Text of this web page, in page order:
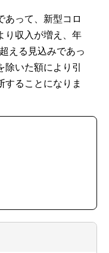
あって、新型コロ
り収入が増え、年
える見込みであっ
いた額により引
することになりま